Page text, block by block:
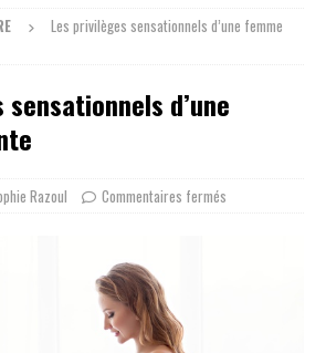
Les privilèges sensationnels d’une femme
d’une
Razoul Commentaires fermés